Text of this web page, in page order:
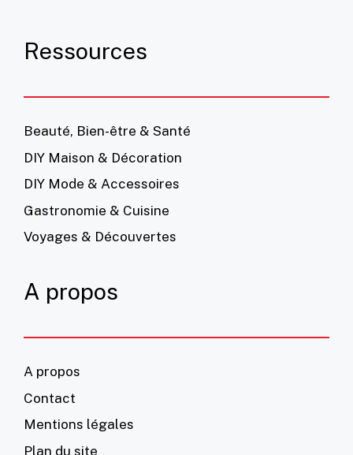
Ressources
Beauté, Bien-être & Santé
DIY Maison & Décoration
DIY Mode & Accessoires
Gastronomie & Cuisine
Voyages & Découvertes
A propos
A propos
Contact
Mentions légales
Plan du site